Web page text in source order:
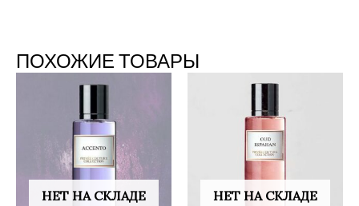
ПОХОЖИЕ ТОВАРЫ
НЕТ НА СКЛАДЕ НЕТ НА СКЛАДЕ